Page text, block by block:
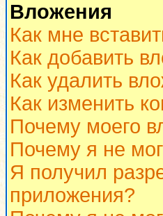
Вложения
Как мне
Как добавить
Как удалить
Как изменить
Почему моего
Почему я не
Я получил
приложения?